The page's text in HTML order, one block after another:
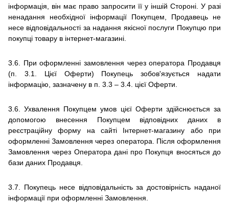
інформація, він має право запросити її у іншій Стороні. У разі
ненадання необхідної інформації Покупцем, Продавець не
несе відповідальності за надання якісної послуги Покупцю при
покупці товару в інтернет-магазині.
3.6.
При оформленні замовлення через оператора Продавця
(п. 3.1. Цієї Оферти) Покупець зобов'язується надати
інформацію, зазначену в п. 3.3 – 3.4. цієї Оферти.
3.6.
Ухвалення Покупцем умов цієї Оферти здійснюється за
допомогою внесення Покупцем відповідних даних в
реєстраційну форму на сайті
Інтернет-магазину
або при
оформленні Замовлення через оператора.
Після оформлення
Замовлення через Оператора дані про Покупця вносяться до
бази даних Продавця.
3.7.
Покупець несе відповідальність за достовірність наданої
інформації при оформленні Замовлення.